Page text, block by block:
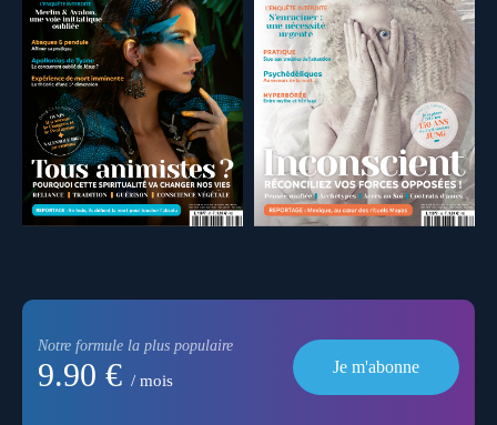
Notre formule la plus populaire
9.90 € / mois
Je m'abonne